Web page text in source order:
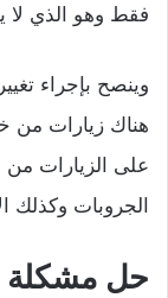
فقط وهو الذي لا
وينصح بإجراء
هناك زيارات من
على الزيارات
الجروبات وكذلك
حل مشكلة